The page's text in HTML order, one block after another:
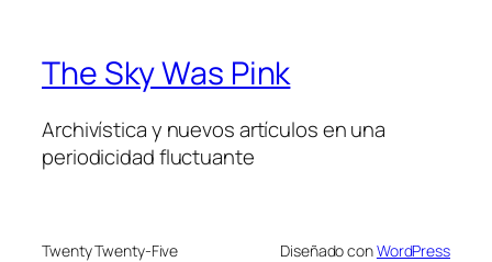
The Sky Was Pink
Archivística y nuevos artículos en una
periodicidad fluctuante
Twenty Twenty-Five Diseñado conWordPress